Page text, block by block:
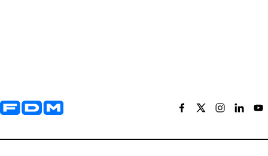
Yderligere information og kontaktoplysninger